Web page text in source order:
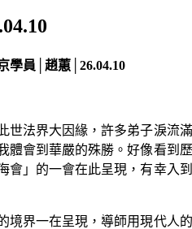
學員│趙蕙│26.04.10
世法界大因緣，許多弟子淚流滿
體會到華嚴的殊勝。好像看到歷
會」的一會在此呈現，有幸入到
境界一在呈現，導師用現代人的